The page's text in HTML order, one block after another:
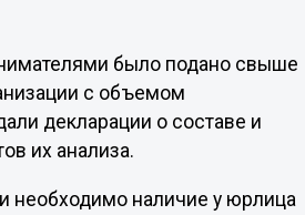
было подано свыше
с объемом
декларации о составе и
их анализа.
необходимо наличие у юрлица